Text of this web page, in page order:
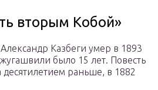
вторым Кобой»
Казбеги умер в 1893
было 15 лет. Повесть
раньше, в 1882